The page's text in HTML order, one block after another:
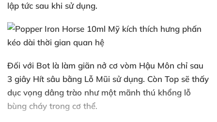
lập tức sau khi sử dụng.
Đối với Bot là làm giãn nở cơ vòm Hậu Môn chỉ sau
3 giây Hít sâu bằng Lỗ Mũi sử dụng. Còn Top sẽ thấy
dục vọng dâng trào như một mãnh thú khổng lỗ
bùng cháy trong cơ thể.